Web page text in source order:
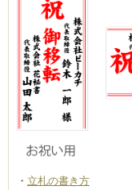
立札の書き方